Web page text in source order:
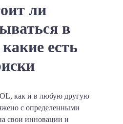
ли
в
есть
как и в любую другую
с определенными
свои инновации и